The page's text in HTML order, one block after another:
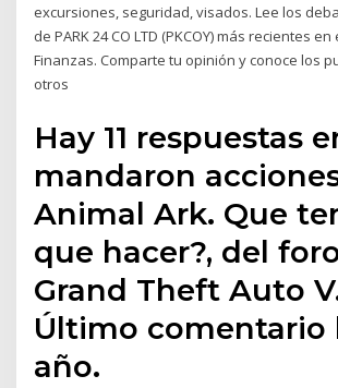
excursiones, seguridad, visados. Lee los
de PARK 24 CO LTD (PKCOY) más recientes
Finanzas. Comparte tu opinión y conoce los
otros
Hay 11 respuestas
mandaron
Animal Ark. Que
que hacer?, del
Grand Theft Auto
Último comentario
año.